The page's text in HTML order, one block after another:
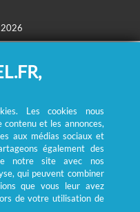
Les cookies nous
et les annonces,
aux médias sociaux et
également des
notre site avec nos
qui peuvent combiner
que vous leur avez
de votre utilisation de